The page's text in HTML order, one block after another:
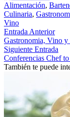
Alimentación,
Culinaria,
Vino
Entrada Anterior
Gastronomia, Vino y
Siguiente Entrada
Conferencias Chef
También te puede